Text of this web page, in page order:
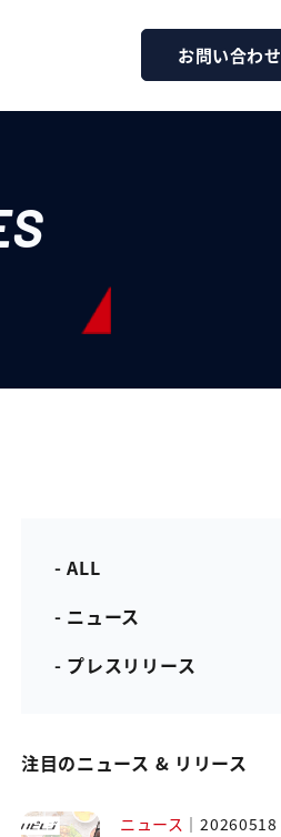
お問い合わせ
- ALL
- ニュース
- プレスリリース
注目のニュース & リリース
ニュース ｜20260518